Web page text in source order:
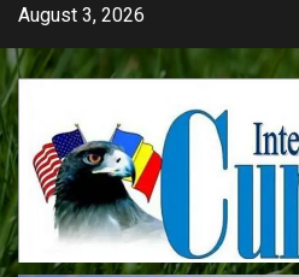
Skip
content
August 3, 2026